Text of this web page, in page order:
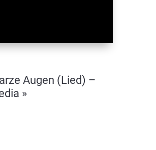
Augen (Lied) –
»